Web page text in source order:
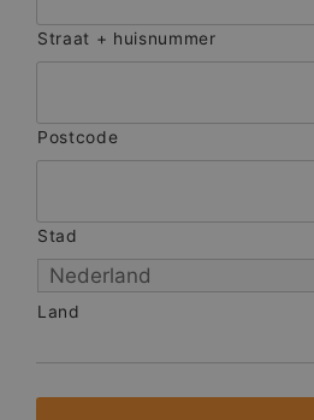
Straat + huisnummer
Postcode
Stad
Land